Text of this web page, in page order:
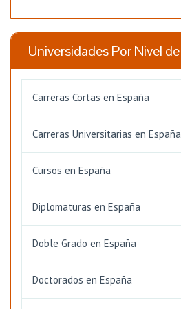
Universidades Por Nivel
Carreras Cortas en España
Carreras Universitarias en España
Cursos en España
Diplomaturas en España
Doble Grado en España
Doctorados en España